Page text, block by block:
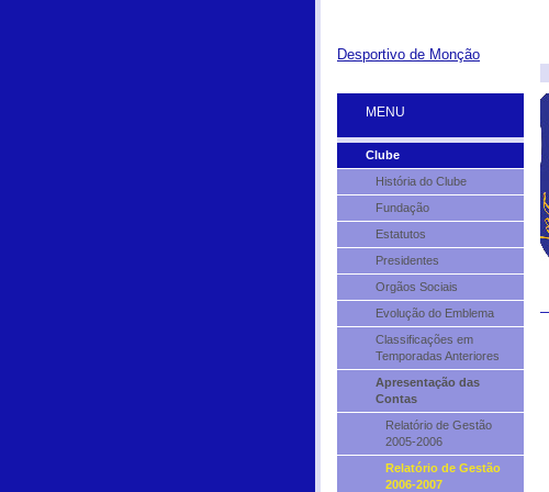
Desportivo de Monção
MENU
Clube
História do Clube
Fundação
Estatutos
Presidentes
Orgãos Sociais
Evolução do Emblema
Classificações em
Temporadas Anteriores
Apresentação das
Contas
Relatório de Gestão
2005-2006
Relatório de Gestão
2006-2007